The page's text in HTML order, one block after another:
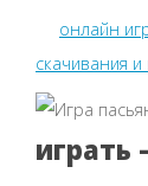
онлайн
скачивания
играть